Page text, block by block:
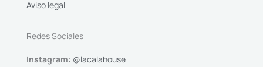
Aviso legal
Redes Sociales
Instagram: @lacalahouse